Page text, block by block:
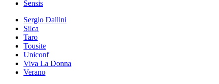
Sensis
Sergio Dallini
Silca
Taro
Tousite
Uniconf
Viva La Donna
Verano